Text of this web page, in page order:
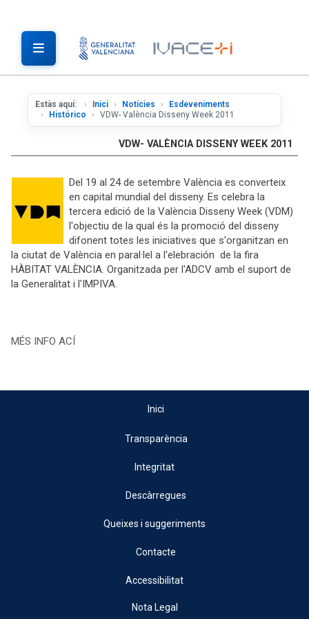
Estàs aquí: Inici Notícies
Esdeveniments
Histórico
VDW- València Disseny Week 2011
VDW- VALÈNCIA DISSENY WEEK 2011
Del 19 al 24 de setembre València es converteix
en capital mundial del disseny. Es celebra la
tercera edició de la València Disseny Week (VDM)
l'objectiu de la qual és la promoció del disseny
difonent totes les iniciatives que s'organitzan en
la ciutat de València en paral·lel a l'elebración de la fira
HÀBITAT VALÈNCIA. Organitzada per l'ADCV amb el suport de
la Generalitat i l'IMPIVA.
MÉS INFO ACÍ
Inici
Transparència
Integritat
Descàrregues
Queixes i suggeriments
Contacte
Accessibilitat
Nota Legal